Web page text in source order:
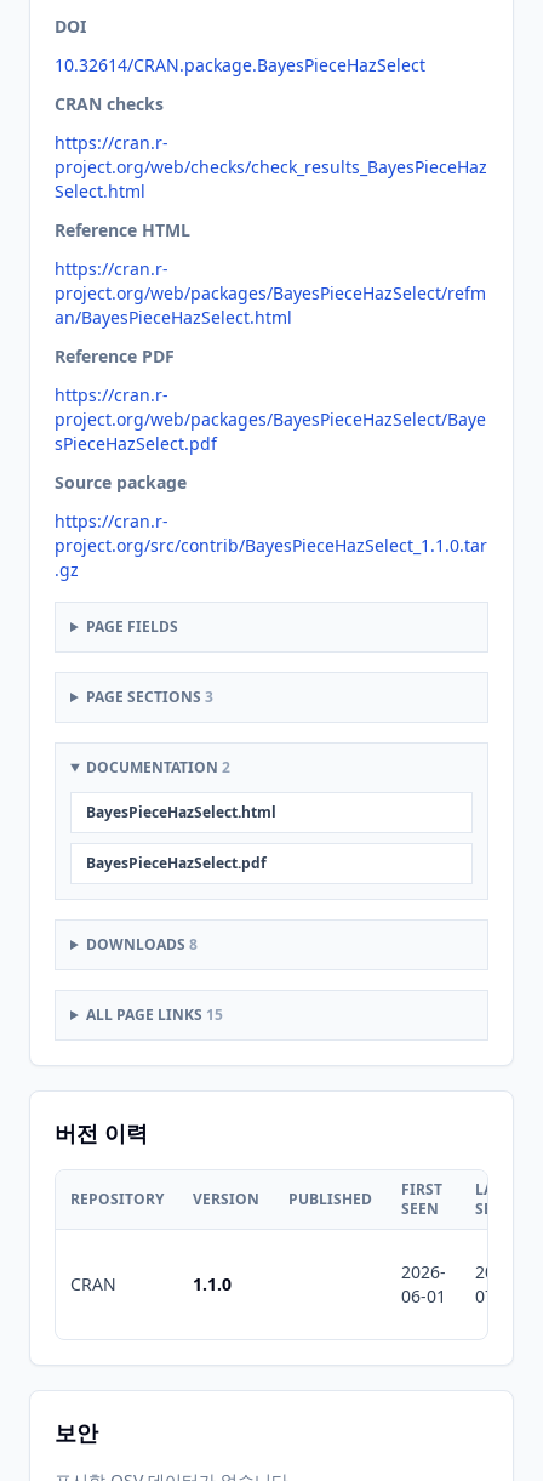
DOI
10.32614/CRAN.package.BayesPieceHazSelect
CRAN checks
https://cran.r-
project.org/web/checks/check_results_BayesPieceHaz
Select.html
Reference HTML
https://cran.r-
project.org/web/packages/BayesPieceHazSelect/refm
an/BayesPieceHazSelect.html
Reference PDF
https://cran.r-
project.org/web/packages/BayesPieceHazSelect/Baye
sPieceHazSelect.pdf
Source package
https://cran.r-
project.org/src/contrib/BayesPieceHazSelect_1.1.0.tar
.gz
PAGE FIELDS
PAGE SECTIONS 3
DOCUMENTATION 2
BayesPieceHazSelect.html
BayesPieceHazSelect.pdf
DOWNLOADS 8
ALL PAGE LINKS 15
버전 이력
REPOSITORY VERSION PUBLISHED
FIRST
SEEN
LAST
SEEN
CRAN 1.1.0
2026-
06-01
2026-
07-10
보안